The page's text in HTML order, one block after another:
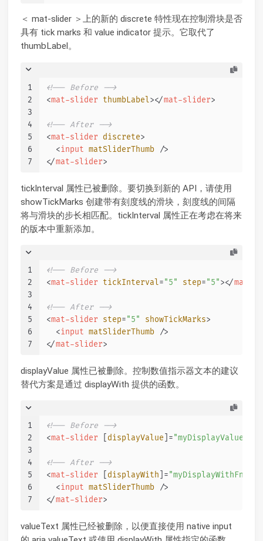
＜ mat-slider ＞上的新的 discrete 特性现在控制滑块是否
具有 tick marks 和 value indicator 提示。它取代了
thumbLabel。
1
2
3
4
5
6
7
<!-- Before -->
<mat-slider thumbLabel></mat-slider>
<!-- After -->
<mat-slider discrete>
<input matSliderThumb />
</mat-slider>
tickInterval 属性已被删除。要切换到新的 API，请使用
showTickMarks 创建带有刻度线的滑块，刻度线的间隔
将与滑块的步长相匹配。tickInterval 属性正在考虑在将来
的版本中重新添加。
1
2
3
4
5
6
7
<!-- Before -->
<mat-slider tickInterval="5" step="5"></mat-
<!-- After -->
<mat-slider step="5" showTickMarks>
<input matSliderThumb />
</mat-slider>
displayValue 属性已被删除。控制数值指示器文本的建议
替代方案是通过 displayWith 提供的函数。
1
2
3
4
5
6
7
<!-- Before -->
<mat-slider displayValue ]="myDisplayValue"
<!-- After -->
<mat-slider displayWith ]="myDisplayWithFn"
<input matSliderThumb />
</mat-slider>
valueText 属性已经被删除，以便直接使用 native input